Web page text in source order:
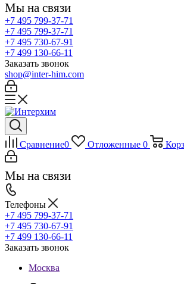
Мы на связи
+7 495 799-37-71
+7 495 799-37-71
+7 495 730-67-91
+7 499 130-66-11
Заказать звонок
shop@inter-him.com
Сравнение0 Отложенные 0
Мы на связи
Телефоны
+7 495 799-37-71
+7 495 730-67-91
+7 499 130-66-11
Заказать звонок
Москва